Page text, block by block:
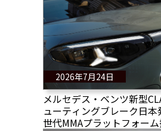
ィプリーナ」として戻って
2026年7月24日
メルセデス・ベンツ新型
ューティングブレーク日
世代MMAプラットフォーム